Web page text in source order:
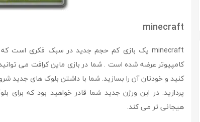
minecraft
کامپیوتر عرضه شده است . شما در بازی ماین کرافت می
کنید و خودتان آن را بسازید. شما با داشتن بلوک های
پردازید. در این ورژن جدید شما قادر خواهید بود که برای
هیجانی تر می کند.